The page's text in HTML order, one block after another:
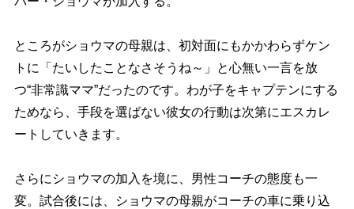
ところがショウマの母親は、初対面にもかかわらずケン
トに「たいしたことなさそうね～」と心無い一言を放
つ“非常識ママ”だったのです。わが子をキャプテンにする
ためなら、手段を選ばない彼女の行動は次第にエスカレ
ートしていきます。
さらにショウマの加入を境に、男性コーチの態度も一
変。試合後には、ショウマの母親がコーチの車に乗り込